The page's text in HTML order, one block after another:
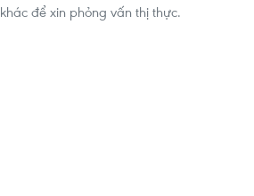
khác để xin phỏng vấn thị thực.